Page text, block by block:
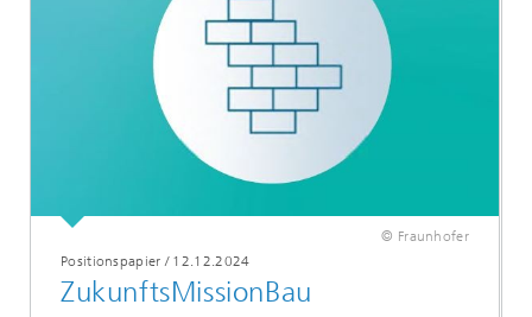
© Fraunhofer
Positionspapier / 12.12.2024
ZukunftsMissionBau